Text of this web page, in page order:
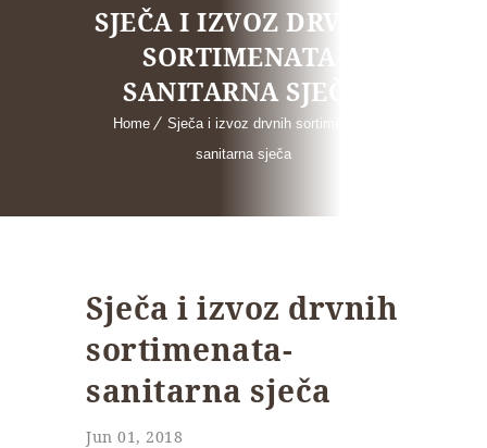
SJEČA I IZVOZ DRVNIH
SORTIMENATA-
SANITARNA SJEČA
Home
Sječa i izvoz drvnih sortimenata-
sanitarna sječa
Sječa i izvoz drvnih
sortimenata-
sanitarna sječa
Jun 01, 2018